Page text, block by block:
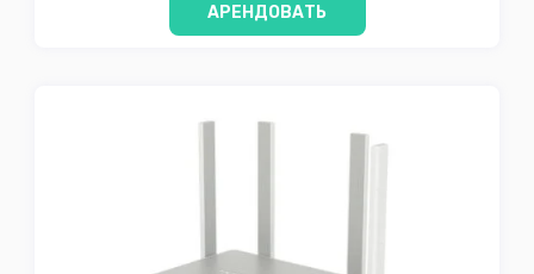
АРЕНДОВАТЬ